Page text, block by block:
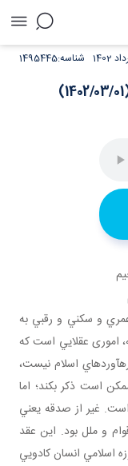
مباحث فقه ـ کتاب الهبات ـ جلسه 2 (1402/03/01) 1495445شناسه:
و سکني و رقبي به
اموری عقلايي است که
آوردهاي اسلام نيست،
است ذکر بکند؛ اما
غير از صدقه يعني
و ملل بود. اين عقد
اسلامي انسان کادويي